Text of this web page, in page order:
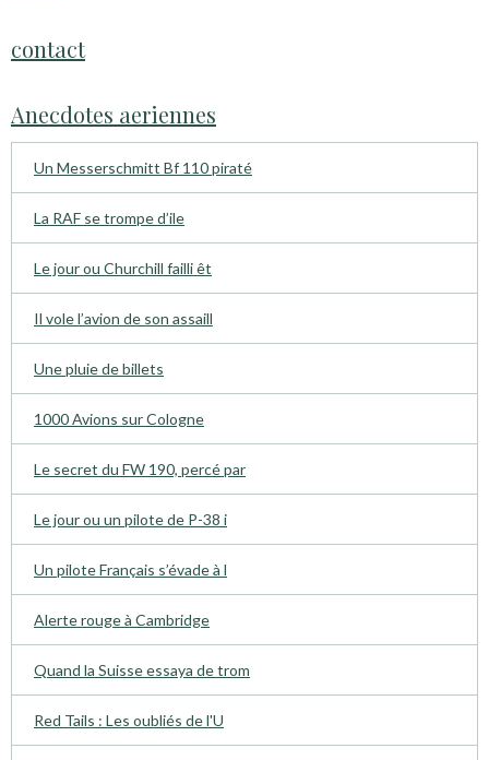
contact
Anecdotes aeriennes
Un Messerschmitt Bf 110 piraté
La RAF se trompe d’ile
Le jour ou Churchill failli êt
Il vole l’avion de son assaill
Une pluie de billets
1000 Avions sur Cologne
Le secret du FW 190, percé par
Le jour ou un pilote de P-38 i
Un pilote Français s’évade à l
Alerte rouge à Cambridge
Quand la Suisse essaya de trom
Red Tails : Les oubliés de l'U